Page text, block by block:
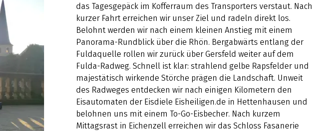
das Tagesgepäck im Kofferraum des Transporters verstaut. Nach
kurzer Fahrt erreichen wir unser Ziel und radeln direkt los.
Belohnt werden wir nach einem kleinen Anstieg mit einem
Panorama-Rundblick über die Rhön. Bergabwärts entlang der
Fuldaquelle rollen wir zurück über Gersfeld weiter auf dem
Fulda-Radweg. Schnell ist klar: strahlend gelbe Rapsfelder und
majestätisch wirkende Störche prägen die Landschaft. Unweit
des Radweges entdecken wir nach einigen Kilometern den
Eisautomaten der Eisdiele Eisheiligen.de in Hettenhausen und
belohnen uns mit einem To-Go-Eisbecher. Nach kurzem
Mittagsrast in Eichenzell erreichen wir das Schloss Fasanerie